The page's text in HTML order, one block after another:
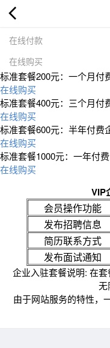
在线付款
在线购买
标准套餐200元：一个月付
在线购买
标准套餐400元：三个月付
在线购买
标准套餐600元：半年付费
在线购买
标准套餐1000元：一年付
在线购买
VIP
会员操作功能
发布招聘信息
简历联系方式
发布面试通知
企业入驻套餐说明: 在
无
由于网站服务的特性，